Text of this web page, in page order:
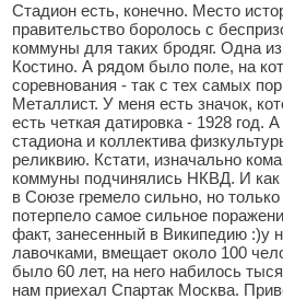
Стадион есть, конечно. Место
правительство боролось с
коммуны для таких бродяг. Одна
Костино. А рядом было поле, на
соревнования - так с тех самых
Металлист. У меня есть значок,
есть четкая датировка - 1928 год.
стадиона и коллектива
реликвию. Кстати, изначально
коммуны подчинялись НКВД. И
в Союзе гремело сильно, но
потерпело самое сильное
факт, занесенный в Википедию :)у
лавочками, вмещает около 100
было 60 лет, на него набилось
нам приехал Спартак Москва.